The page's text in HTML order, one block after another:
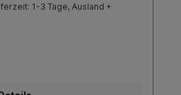
x komplettes
mit Chromfuß
1-3 Tage, Ausland +